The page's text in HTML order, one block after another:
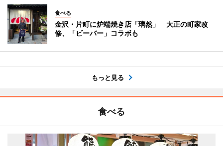
食べる
金沢・片町に炉端焼き店「璃然」 大正の町家改
修、「ビーバー」コラボも
もっと見る
食べる